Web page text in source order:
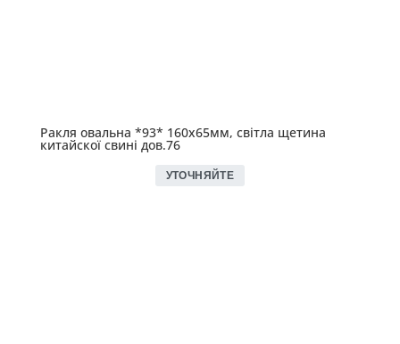
Ракля овальна *93* 160х65мм, світла щетина
китайскої свині дов.76
УТОЧНЯЙТЕ